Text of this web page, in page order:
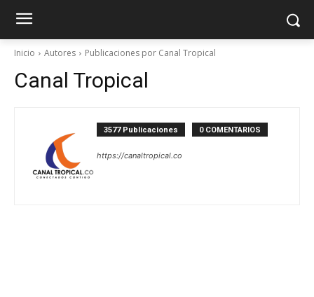
Inicio Autores Publicaciones por Canal Tropical
Canal Tropical
3577 Publicaciones 0 COMENTARIOS
https://canaltropical.co